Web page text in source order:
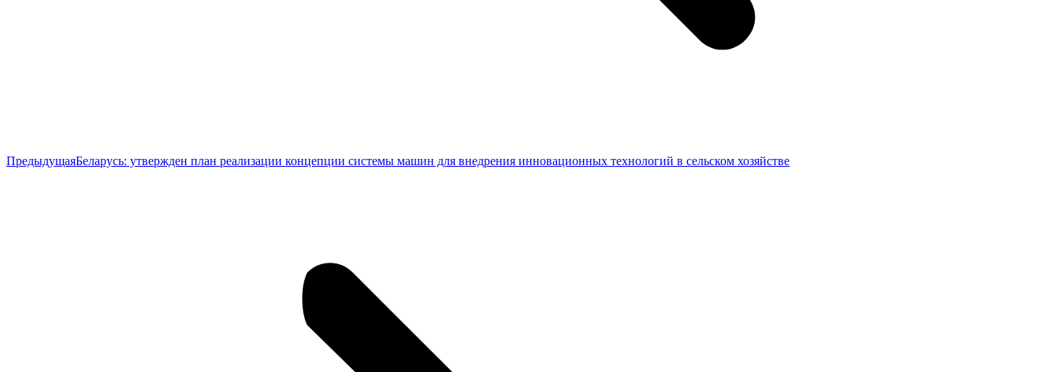
ПредыдущаяПредыдущая
Беларусь: утвержден план реализации концепции системы машин для внедрения инновационных технологий в сельском хозяйстве